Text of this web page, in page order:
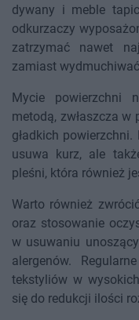
dywany i meble
odkurzaczy
zatrzymać nawet
zamiast
Mycie powierzchni
metodą, zwłaszcza w
gładkich
usuwa kurz, ale
pleśni, która również
Warto również
oraz stosowanie
w usuwaniu
alergenów.
tekstyliów w
się do redukcji ilości